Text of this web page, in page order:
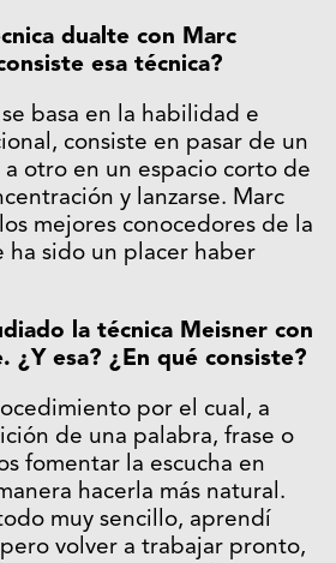
dualte con Marc
esa técnica?
basa en la habilidad e
consiste en pasar de un
otro en un espacio corto de
y lanzarse. Marc
mejores conocedores de la
ha sido un placer haber
la técnica Meisner con
¿Y esa? ¿En qué consiste?
por el cual, a
de una palabra, frase o
fomentar la escucha en
hacerla más natural.
muy sencillo, aprendí
volver a trabajar pronto,